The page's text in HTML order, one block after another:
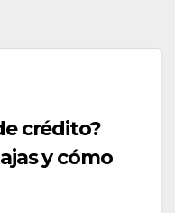
crédito?
y cómo